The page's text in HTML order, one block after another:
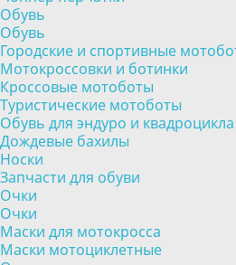
Обувь
Обувь
Городские и спортивные
Мотокроссовки и ботинки
Кроссовые мотоботы
Туристические мотоботы
Обувь для эндуро и квадроцикла
Дождевые бахилы
Носки
Запчасти для обуви
Очки
Очки
Маски для мотокросса
Маски мотоциклетные